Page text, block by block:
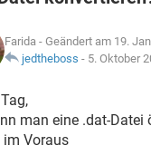
Farida - Geändert am 19.
jedtheboss - 5. Oktober
man eine .dat-
im Voraus